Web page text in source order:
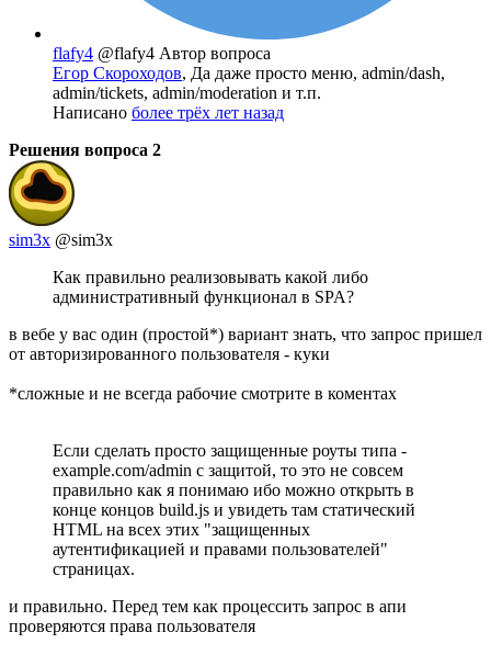
flafy4 @flafy4 Автор вопроса
Егор Скороходов, Да даже просто меню, admin/dash,
admin/tickets, admin/moderation и т.п.
Написано более трёх лет назад
Решения вопроса 2
sim3x @sim3x
Как правильно реализовывать какой либо
административный функционал в SPA?
в вебе у вас один (простой*) вариант знать, что запрос пришел
от авторизированного пользователя - куки
*сложные и не всегда рабочие смотрите в коментах
Если сделать просто защищенные роуты типа -
example.com/admin с защитой, то это не совсем
правильно как я понимаю ибо можно открыть в
конце концов build.js и увидеть там статический
HTML на всех этих "защищенных
аутентификацией и правами пользователей"
страницах.
и правильно. Перед тем как процессить запрос в апи
проверяются права пользователя